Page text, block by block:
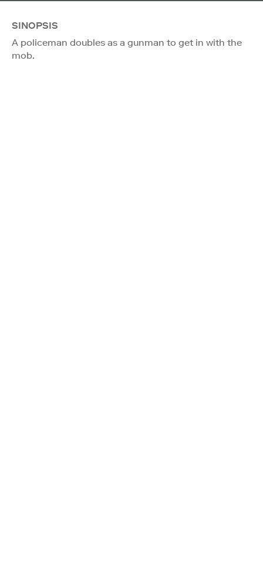
SINOPSIS
A policeman doubles as a gunman to get in with the
mob.